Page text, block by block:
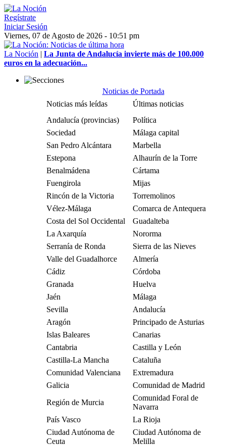
Regístrate
Iniciar Sesión
Viernes, 07 de Agosto de 2026 - 10:51 pm
La Noción | La Junta de Andalucía invierte más de 100.000
euros en la adecuación...
Noticias de Portada
Noticias más leídas
Últimas noticias
Andalucía (provincias)
Política
Sociedad
Málaga capital
San Pedro Alcántara
Marbella
Estepona
Alhaurín de la Torre
Benalmádena
Cártama
Fuengirola
Mijas
Rincón de la Victoria
Torremolinos
Vélez-Málaga
Comarca de Antequera
Costa del Sol Occidental
Guadalteba
La Axarquía
Nororma
Serranía de Ronda
Sierra de las Nieves
Valle del Guadalhorce
Almería
Cádiz
Córdoba
Granada
Huelva
Jaén
Málaga
Sevilla
Andalucía
Aragón
Principado de Asturias
Islas Baleares
Canarias
Cantabria
Castilla y León
Castilla-La Mancha
Cataluña
Comunidad Valenciana
Extremadura
Galicia
Comunidad de Madrid
Región de Murcia
Comunidad Foral de
Navarra
País Vasco
La Rioja
Ciudad Autónoma de
Ceuta
Ciudad Autónoma de
Melilla